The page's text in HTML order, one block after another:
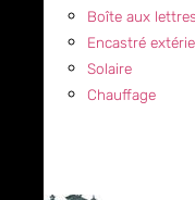
Boîte aux lettres
Encastré
Solaire
Chauffage